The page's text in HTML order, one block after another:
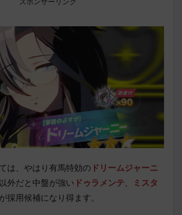
は、やはり有馬特効の ドリームジャーニ
外だと中盤が強い ドゥラメンテ
ミスタ
採用候補になり得ます。